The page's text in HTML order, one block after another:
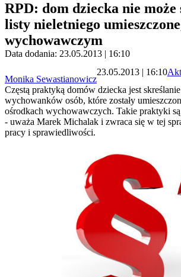
RPD: dom dziecka nie może
listy nieletniego
wychowawczym
Data dodania: 23.05.2013 | 16:10
Monika Sewastianowicz
23.05.2013 | 16:10
Częstą praktyką domów dziecka jest
wychowanków osób, które zostały
ośrodkach wychowawczych. Takie praktyki
- uważa Marek Michalak i zwraca się w tej
pracy i sprawiedliwości.